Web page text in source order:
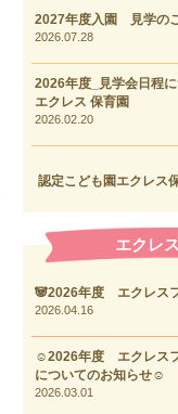
2027年度入園 見学の
2026.07.28
2026年度_見学会日程
エクレス 保育園
2026.02.20
認定こども園エクレス
エクレ
🐼2026年度 エクレス
2026.04.16
☺2026年度 エクレス
についてのお知らせ☺
2026.03.01